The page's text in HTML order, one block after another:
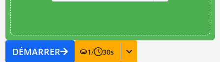
DÉMARRER 1/ 30s